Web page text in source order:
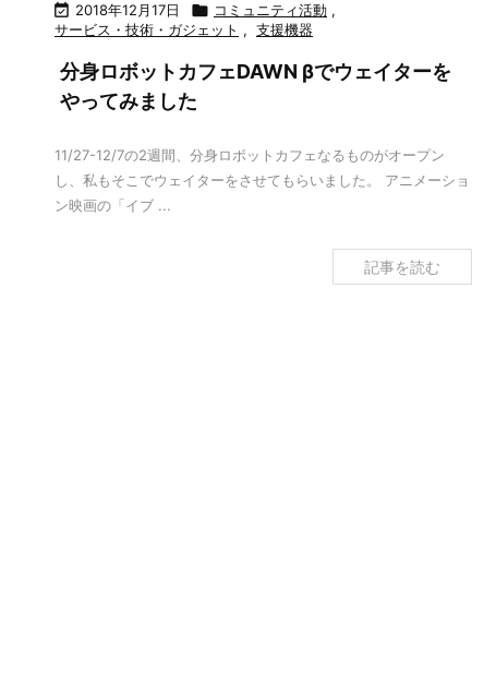
 2018年12月17日  コミュニティ活動 ,
サービス・技術・ガジェット , 支援機器
分身ロボットカフェDAWN βでウェイターを
やってみました
11/27-12/7の2週間、分身ロボットカフェなるものがオープン
し、私もそこでウェイターをさせてもらいました。 アニメーショ
ン映画の「イブ ...
記事を読む